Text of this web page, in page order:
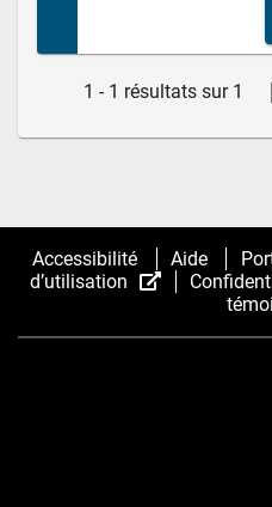
1 - 1 résultats sur 1
Accessibilité Aide
d’utilisation
(Cet
hyperlien